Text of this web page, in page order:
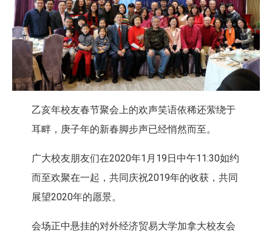
乙亥年校友春节聚会上的欢声笑语依稀还萦绕于
耳畔，庚子年的新春脚步声已经悄然而至。
广大校友朋友们在2020年1月19日中午11:30如约
而至欢聚在一起，共同庆祝2019年的收获，共同
展望2020年的愿景。
会场正中悬挂的对外经济贸易大学加拿大校友会